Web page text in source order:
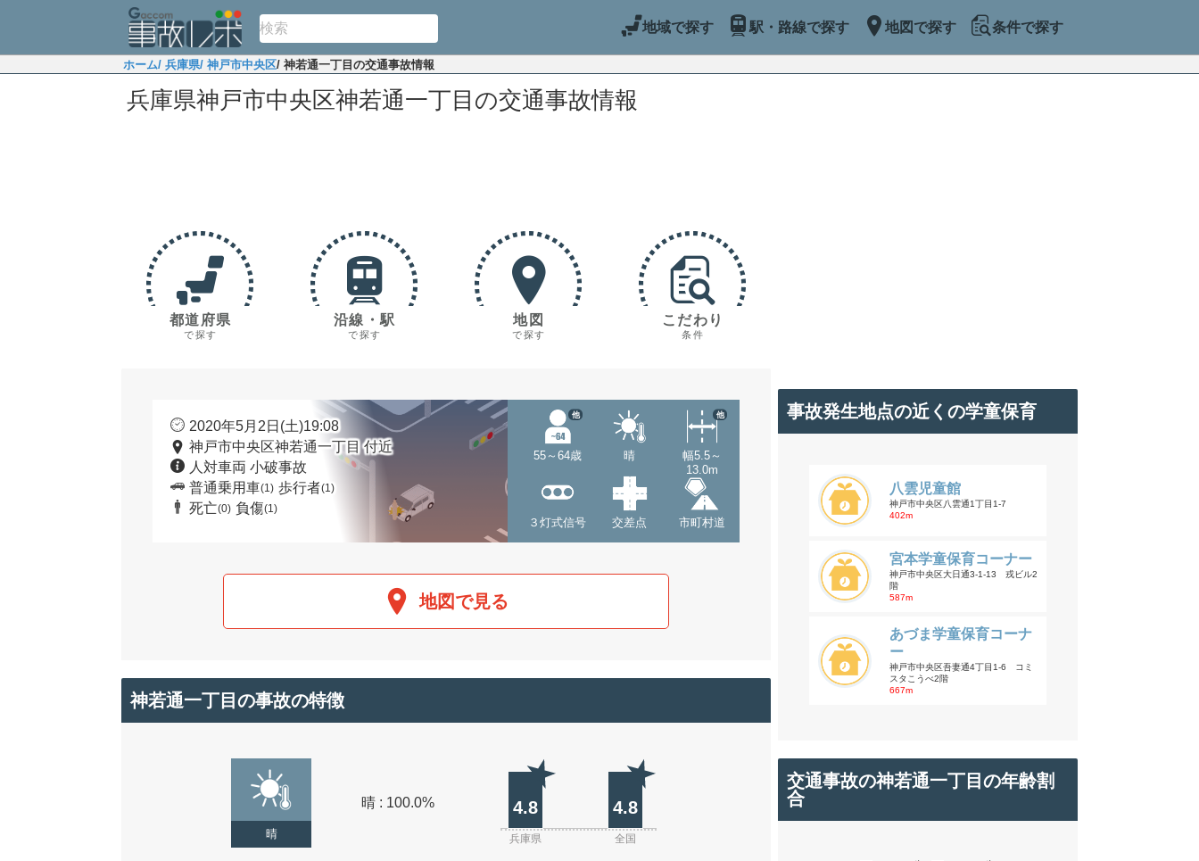
地域で探す 駅・路線で探す 地図で探す 条件で探す
ホーム/ 兵庫県/ 神戸市中央区/ 神若通一丁目の交通事故情報
兵庫県神戸市中央区神若通一丁目の交通事故情報
都道府県
で探す
沿線・駅
で探す
地図
で探す
こだわり
条件
2020年5月2日(土)19:08
神戸市中央区神若通一丁目 付近
人対車両 小破事故
普通乗用車(1) 歩行者(1)
死亡(0) 負傷(1)
55～64歳
他
晴
幅5.5～
13.0m
他
３灯式信号 交差点 市町村道
地図で見る
神若通一丁目の事故の特徴
晴
晴 : 100.0% 4.8 4.8
兵庫県 全国
事故発生地点の近くの学童保育
八雲児童館
神戸市中央区八雲通1丁目1-7
402m
宮本学童保育コーナー
神戸市中央区大日通3-1-13 戎ビル2
階
587m
あづま学童保育コーナ
ー
神戸市中央区吾妻通4丁目1-6 コミ
スタこうべ2階
667m
交通事故の神若通一丁目の年齢割
合